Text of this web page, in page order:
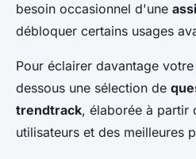
besoin occasionnel d'une
débloquer certains usages
Pour éclairer davantage
dessous une sélection de
trendtrack, élaborée à partir
utilisateurs et des meilleures